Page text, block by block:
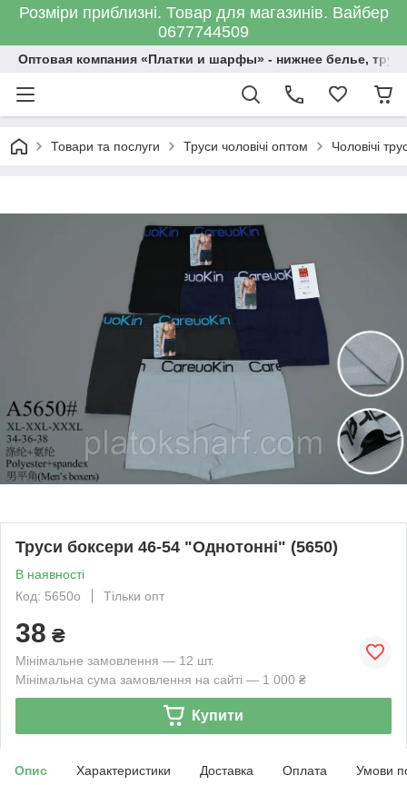
Розміри приблизні. Товар для магазинів. Вайбер
0677744509
Оптовая компания «Платки и шарфы» - нижнее белье,
Товари та послуги Труси чоловічі оптом Чоловічі
Труси боксери 46-54 "Однотонні" (5650)
В наявності
Код: 5650о
Тільки опт
38 ₴
Мінімальне замовлення — 12 шт.
Мінімальна сума замовлення на сайті — 1 000 ₴
Купити
Опис Характеристики Доставка Оплата Умови